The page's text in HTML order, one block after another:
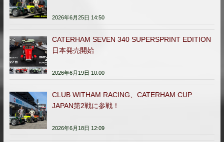
2026年6月25日 14:50
CATERHAM SEVEN 340 SUPERSPRINT EDITION
日本発売開始
2026年6月19日 10:00
CLUB WITHAM RACING、CATERHAM CUP
JAPAN第2戦に参戦！
2026年6月18日 12:09